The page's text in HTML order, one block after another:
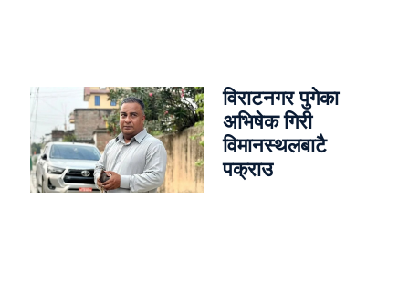
विराटनगर पुगेका
अभिषेक गिरी
विमानस्थलबाटै
पक्राउ